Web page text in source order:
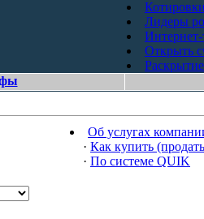
Лидеры
Открыть
Об услугах
· Как купить
· По системе QUIK